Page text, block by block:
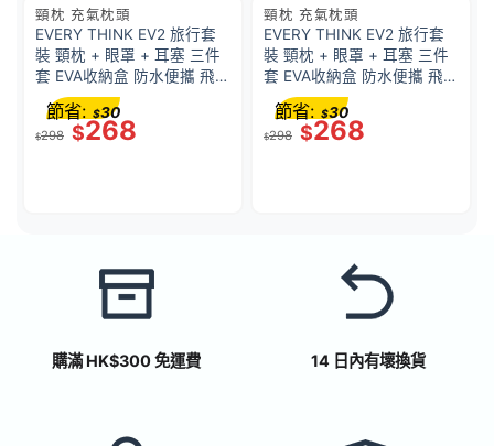
頸枕 充氣枕頭
EVERY THINK EV2 旅行套
裝 頸枕 + 眼罩 + 耳塞 三件
套 EVA收納盒 防水便攜 飛機
旅行必備 護頸遮光降噪 – 黑
色
$298 $268
節省: $30
頸枕 充氣枕頭
EVERY THINK EV2 旅行套
裝 頸枕 + 眼罩 + 耳塞 三件
套 EVA收納盒 防水便攜 飛機
旅行必備 護頸遮光降噪 – 米
白色
$298 $268
節省: $30
購滿 HK$300 免運費 14 日內有壞換貨